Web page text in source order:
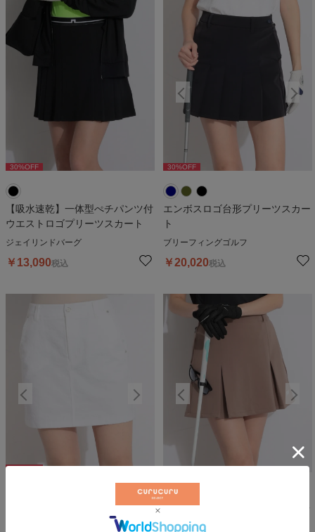
30%OFF
【吸水速乾】一体型ぺチパンツ付
ウエストロゴプリーツスカート
ジェイリンドバーグ
￥ 13,090税込
30%OFF 30%OFF
エンボスロゴ台形プリーツスカー
ト
ブリーフィングゴルフ
￥20,020税込
10%OFF 10%OFF
【ストレッチ】一体型ペチパンツ
タックスカート